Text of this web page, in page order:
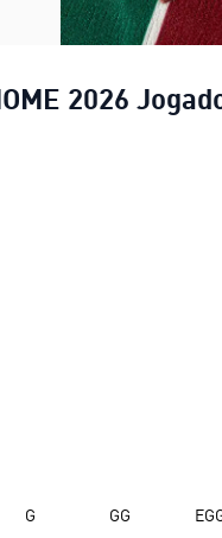
2026
G GG